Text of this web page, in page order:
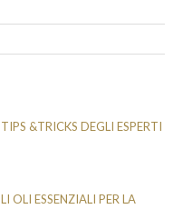
&TRICKS DEGLI ESPERTI
OLI ESSENZIALI PER LA